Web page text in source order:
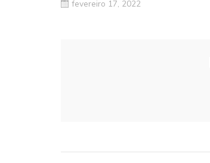
fevereiro 17, 2022